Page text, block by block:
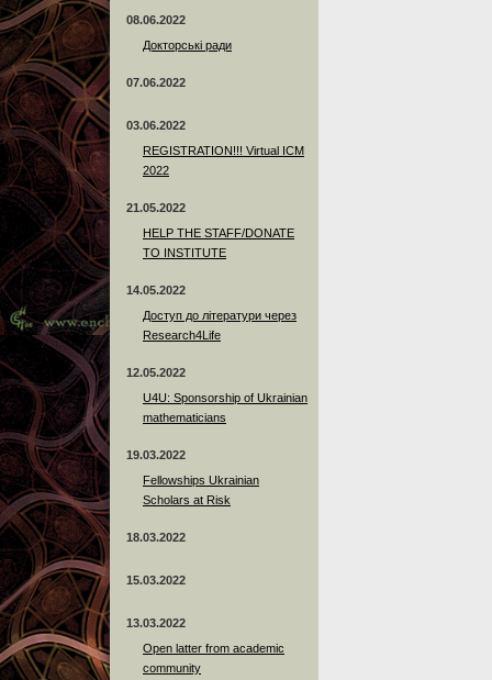
08.06.2022
Докторські ради
07.06.2022
03.06.2022
REGISTRATION!!! Virtual ICM
2022
21.05.2022
HELP THE STAFF/DONATE
TO INSTITUTE
14.05.2022
Доступ до літератури через
Research4Life
12.05.2022
U4U: Sponsorship of Ukrainian
mathematicians
19.03.2022
Fellowships Ukrainian
Scholars at Risk
18.03.2022
15.03.2022
13.03.2022
Open latter from academic
community